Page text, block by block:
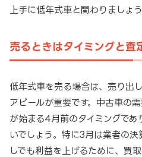
上手に低年式車と関わりましょう
売るときはタイミングと査
低年式車を売る場合は、売り出
アピールが重要です。中古車の
が始まる4月前のタイミングで
いでしょう。特に3月は業者の決
しでも利益を上げるために、買